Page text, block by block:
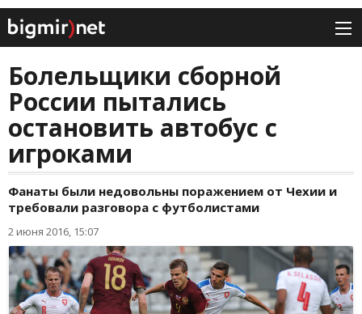
Болельщики сборной
России пытались
остановить автобус с
игроками
Фанаты были недовольны поражением от Чехии и
требовали разговора с футболистами
2 июня 2016, 15:07